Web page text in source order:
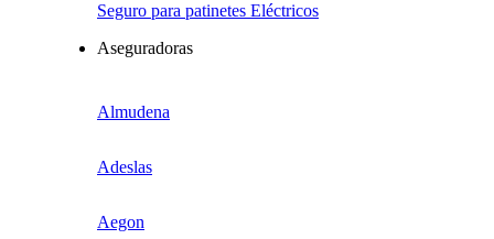
Seguro para patinetes Eléctricos
Aseguradoras
Almudena
Adeslas
Aegon